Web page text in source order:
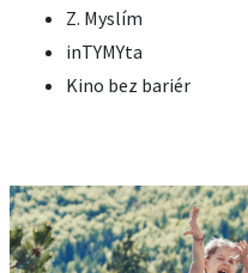
Z. Myslím
inTYMYta
Kino bez bariér